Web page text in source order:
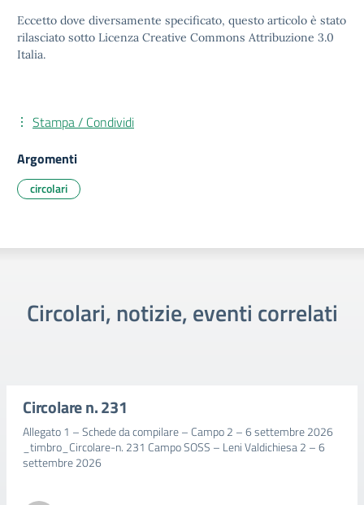
Eccetto dove diversamente specificato, questo articolo è stato
rilasciato sotto Licenza Creative Commons Attribuzione 3.0
Italia.
Stampa / Condividi
Argomenti
circolari
Circolari, notizie, eventi correlati
Circolare n. 231
Allegato 1 – Schede da compilare – Campo 2 – 6 settembre 2026
_timbro_Circolare-n. 231 Campo SOSS – Leni Valdichiesa 2 – 6
settembre 2026